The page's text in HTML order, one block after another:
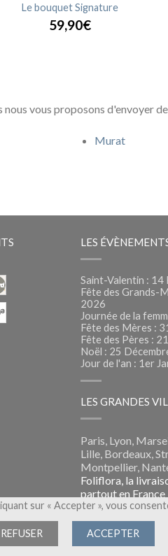
Le bouquet Signature
59,90€
vous proposons d'envoyer
Murat
LES
Saint-Valentin :
Fête des Grands-
2026
Journée de la
Fête des Mères :
Fête des Pères :
Noël : 25
Jour de l'an : 1er
LES GRANDES
Paris, Lyon,
Lille, Bordeaux,
Montpellier,
Foliflora, la
partout en France
Flora Group - Tous droits réservés -
sur « Accepter », vous
REFUSER ACCEPTER